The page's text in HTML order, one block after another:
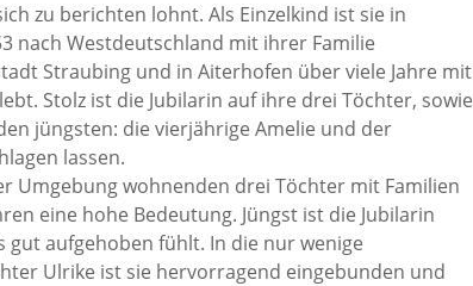
zu berichten lohnt. Als Einzelkind ist sie in
nach Westdeutschland mit ihrer Familie
Straubing und in Aiterhofen über viele Jahre mit
Stolz ist die Jubilarin auf ihre drei Töchter, sowie
jüngsten: die vierjährige Amelie und der
lassen.
Umgebung wohnenden drei Töchter mit Familien
eine hohe Bedeutung. Jüngst ist die Jubilarin
gut aufgehoben fühlt. In die nur wenige
Ulrike ist sie hervorragend eingebunden und